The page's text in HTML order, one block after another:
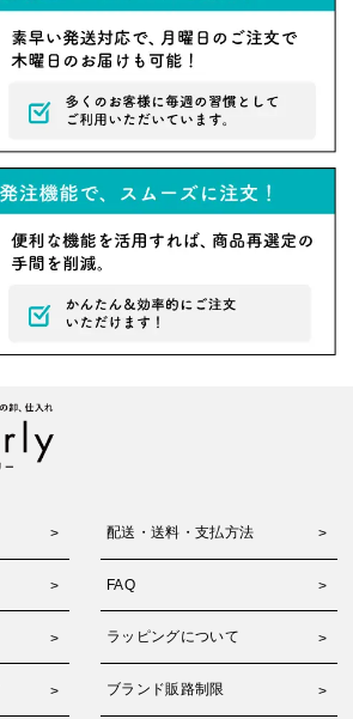
配送・送料・支払方法
FAQ
ラッピングについて
ブランド販路制限